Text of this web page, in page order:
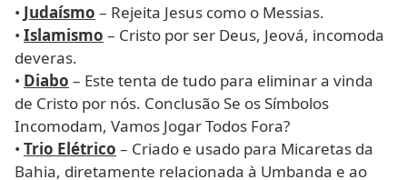
• Judaísmo – Rejeita Jesus como o Messias.
• Islamismo – Cristo por ser Deus, Jeová, incomoda
deveras.
• Diabo – Este tenta de tudo para eliminar a vinda
de Cristo por nós. Conclusão Se os Símbolos
Incomodam, Vamos Jogar Todos Fora?
• Trio Elétrico – Criado e usado para Micaretas da
Bahia, diretamente relacionada à Umbanda e ao